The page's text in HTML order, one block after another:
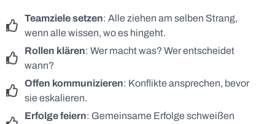
Teamziele setzen: Alle ziehen am selben Strang,
wenn alle wissen, wo es hingeht.
Rollen klären: Wer macht was? Wer entscheidet
wann?
Offen kommunizieren: Konflikte ansprechen, bevor
sie eskalieren.
Erfolge feiern: Gemeinsame Erfolge schweißen